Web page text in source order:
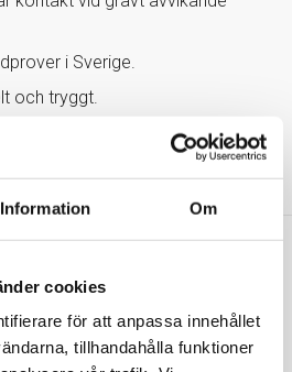
Information Om
cookies
för att anpassa innehållet
tillhandahålla funktioner
i Sverige.
och tryggt.
Kenneth Haglid, publicerad i